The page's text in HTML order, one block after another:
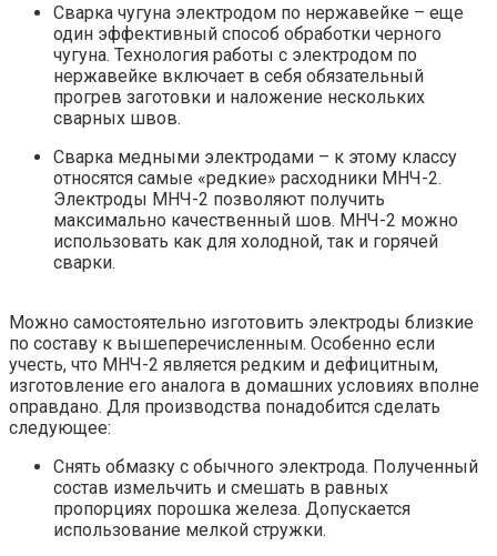
Сварка чугуна электродом по нержавейке – еще
один эффективный способ обработки черного
чугуна. Технология работы с электродом по
нержавейке включает в себя обязательный
прогрев заготовки и наложение нескольких
сварных швов.
Сварка медными электродами – к этому классу
относятся самые «редкие» расходники МНЧ-2.
Электроды МНЧ-2 позволяют получить
максимально качественный шов. МНЧ-2 можно
использовать как для холодной, так и горячей
сварки.
Можно самостоятельно изготовить электроды близкие
по составу к вышеперечисленным. Особенно если
учесть, что МНЧ-2 является редким и дефицитным,
изготовление его аналога в домашних условиях вполне
оправдано. Для производства понадобится сделать
следующее:
Снять обмазку с обычного электрода. Полученный
состав измельчить и смешать в равных
пропорциях порошка железа. Допускается
использование мелкой стружки.